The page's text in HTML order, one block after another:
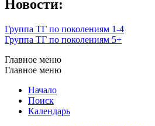
Новости:
Группа ТГ по поколениям 1-4
Группа ТГ по поколениям 5+
Главное меню
Главное меню
Начало
Поиск
Календарь